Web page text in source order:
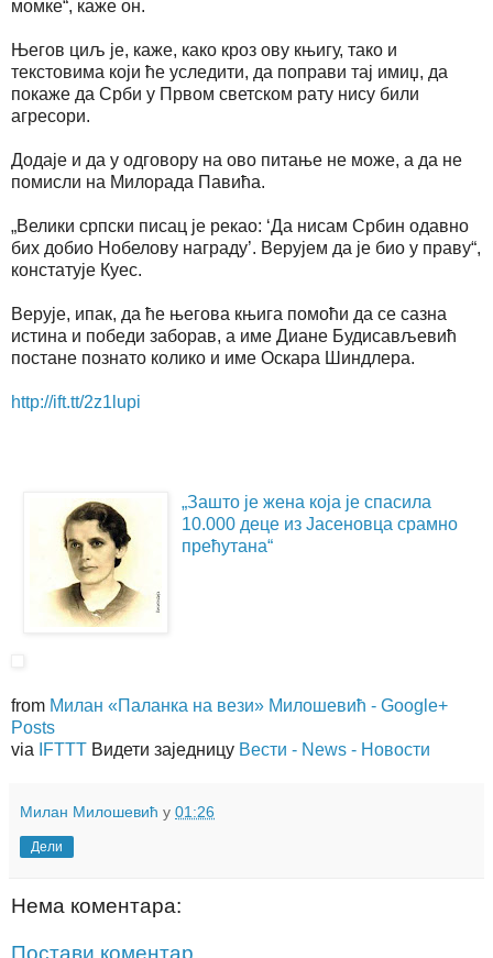
момке“, каже он.
Његов циљ је, каже, како кроз ову књигу, тако и
текстовима који ће уследити, да поправи тај имиџ, да
покаже да Срби у Првом светском рату нису били
агресори.
Додаје и да у одговору на ово питање не може, а да не
помисли на Милорада Павића.
„Велики српски писац је рекао: ‘Да нисам Србин одавно
бих добио Нобелову награду’. Верујем да је био у праву“,
констатује Куес.
Верује, ипак, да ће његова књига помоћи да се сазна
истина и победи заборав, а име Диане Будисављевић
постане познато колико и име Оскара Шиндлера.
http://ift.tt/2z1lupi
„Зашто је жена која је спасила
10.000 деце из Јасеновца срамно
прећутана“
from Милан «Паланка на вези» Милошевић - Google+
Posts
via
IFTTT Видети заједницу Вести - News - Новости
Милан Милошевић у 01:26
Дели
Нема коментара: